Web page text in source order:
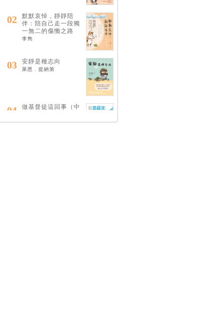
02
默默哀悼，靜靜陪
伴：陪自己走一段獨
一無二的傷慟之路
李雋
03 安靜是種志向
萊恩．提納第
04
做基督徒這回事（中
蔡頌輝